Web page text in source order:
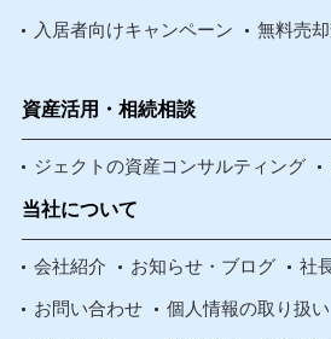
入居者向けキャンペーン 無料売
資産活用・相続相談
ジェクトの資産コンサルティング
当社について
会社紹介 お知らせ・ブログ 社
お問い合わせ 個人情報の取り扱い